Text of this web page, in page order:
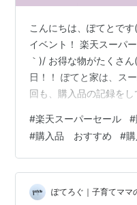
こんにちは、ぽてとで
イベント！ 楽天スーパ
｀)/ お得な物がたくさ
日！！ ぽてと家は、ス
回も、購入品の記録を
on.hatenablog.com
on.hatenablog.com 楽
ク ❷サバ ➌写真のプリ
❹オールインワン ❺食
#楽天スーパーセール #
#購入品 おすすめ #
ぽてろぐ｜子育てマ